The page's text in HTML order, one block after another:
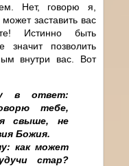
Нет, говорю я,
заставить вас
Истинно быть
позволить
внутри вас. Вот
в ответ:
тебе,
свыше, не
Божия.
как может
стар?